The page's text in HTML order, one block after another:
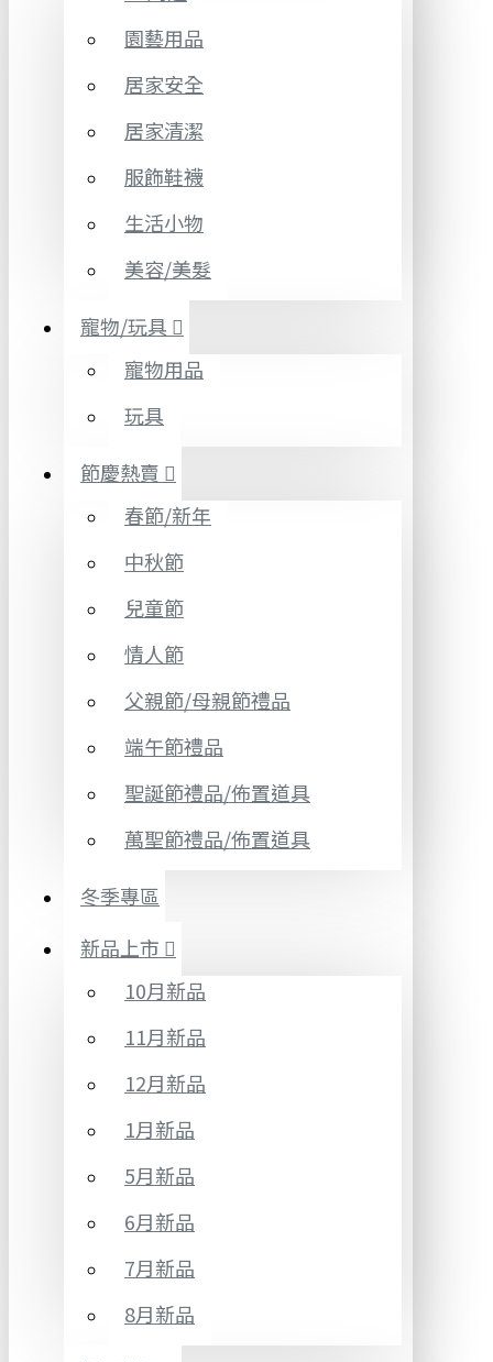
園藝用品
居家安全
居家清潔
服飾鞋襪
生活小物
美容/美髮
寵物/玩具
寵物用品
玩具
節慶熱賣
春節/新年
中秋節
兒童節
情人節
父親節/母親節禮品
端午節禮品
聖誕節禮品/佈置道具
萬聖節禮品/佈置道具
冬季專區
新品上市
10月新品
11月新品
12月新品
1月新品
5月新品
6月新品
7月新品
8月新品